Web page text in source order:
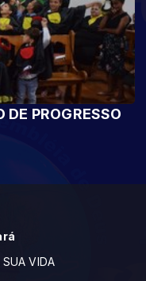
PROGRESSO
VIDA